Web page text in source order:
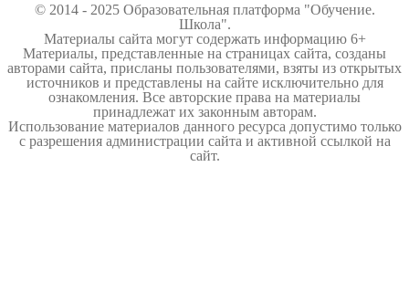
© 2014 - 2025 Образовательная платформа "Обучение.
Школа".
Материалы сайта могут содержать информацию 6+
Материалы, представленные на страницах сайта, созданы
авторами сайта, присланы пользователями, взяты из открытых
источников и представлены на сайте исключительно для
ознакомления. Все авторские права на материалы
принадлежат их законным авторам.
Использование материалов данного ресурса допустимо только
с разрешения администрации сайта и активной ссылкой на
сайт.